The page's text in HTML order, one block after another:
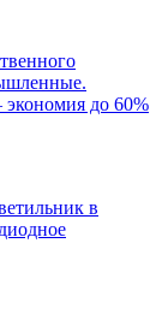
до 60%
в